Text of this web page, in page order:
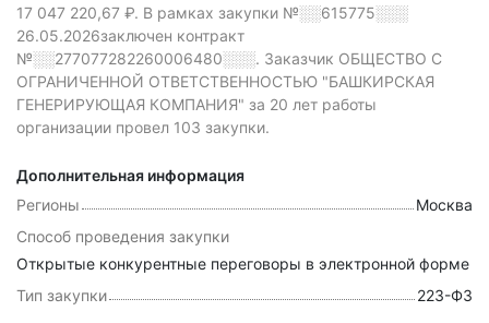
17 047 220,67 ₽. В рамках закупки №░░615775░░░
26.05.2026заключен контракт
№░░277077282260006480░░░. Заказчик ОБЩЕСТВО С
ОГРАНИЧЕННОЙ ОТВЕТСТВЕННОСТЬЮ "БАШКИРСКАЯ
ГЕНЕРИРУЮЩАЯ КОМПАНИЯ" за 20 лет работы
организации провел 103 закупки.
Дополнительная информация
Регионы
Москва
Способ проведения закупки
Открытые конкурентные переговоры в электронной форме
Тип закупки
223-ФЗ